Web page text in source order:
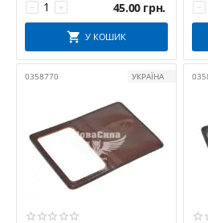
якісні аксесуари від УКРАЇНА прямо
та порядок у вашому автомобілі.
+
− 45.00 грн.
У КОШИК
−
0358770 УКРАЇНА